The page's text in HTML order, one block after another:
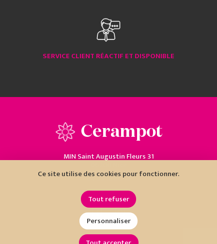
SERVICE CLIENT RÉACTIF ET DISPONIBLE
Cerampot
MIN Saint Augustin Fleurs 31
04 93 18 80 10
Ce site utilise des cookies pour fonctionner.
Tout refuser
Personnaliser